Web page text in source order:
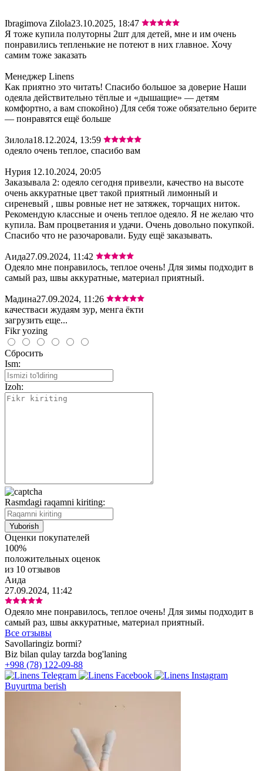
Ibragimova Zilola23.10.2025, 18:47
Я тоже купила полуторны 2шт для детей, мне и им очень
понравились тепленькие не потеют в них главное. Хочу
самим тоже заказать
Менеджер Linens
Как приятно это читать! Спасибо большое за доверие Наши
одеяла действительно тёплые и «дышащие» — детям
комфортно, а вам спокойно) Для себя тоже обязательно берите
— понравятся ещё больше
Зилола18.12.2024, 13:59
одеяло очень теплое, спасибо вам
Нурия 12.10.2024, 20:05
Заказывала 2: одеяло сегодня привезли, качество на высоте
очень аккуратные цвет такой приятный лимонный и
сиреневый , швы ровные нет не затяжек, торчащих ниток.
Рекомендую классные и очень теплое одеяло. Я не желаю что
купила. Вам процветания и удачи. Очень довольно покупкой.
Спасибо что не разочаровали. Буду ещё заказывать.
Аида27.09.2024, 11:42
Одеяло мне понравилось, теплое очень! Для зимы подходит в
самый раз, швы аккуратные, материал приятный.
Мадина27.09.2024, 11:26
качестваси жудаям зур, менга ёкти
загрузить еще...
Fikr yozing
Сбросить
Ism:
Izoh:
Rasmdagi raqamni kiriting:
Оценки покупателей
100%
положительных оценок
из 10 отзывов
Аида
27.09.2024, 11:42
Одеяло мне понравилось, теплое очень! Для зимы подходит в
самый раз, швы аккуратные, материал приятный.
Все отзывы
Savollaringiz bormi?
Biz bilan qulay tarzda bog'laning
+998 (78) 122-09-88
Buyurtma berish